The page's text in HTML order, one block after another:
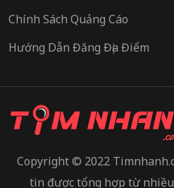
Chính Sách Quảng Cáo
Hướng Dẫn Đăng Địa Điểm
Copyright © 2022
tin được tổng hợp từ